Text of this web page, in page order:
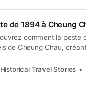
de 1894 à Cheung
comment la peste
de Cheung Chau,
Historical Travel Stories